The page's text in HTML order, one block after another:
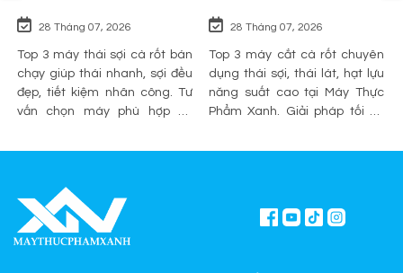
TRÊN THỊ TRƯỜNG
28 Tháng 07, 2026
Top 3 máy thái sợi cà rốt bán
chạy giúp thái nhanh, sợi đều
đẹp, tiết kiệm nhân công. Tư
vấn chọn máy phù hợp và
Phẩm Xanh.
LỰU
28 Tháng 07, 2026
Top 3 máy cắt cà rốt chuyên
dụng thái sợi, thái lát, hạt lựu
năng suất cao tại Máy Thực
Phẩm Xanh. Giải pháp tối ưu
nghiệp.